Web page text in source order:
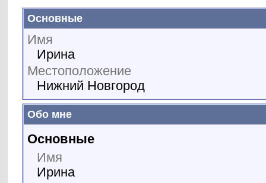
Основные
Имя
Ирина
Местоположение
Нижний Новгород
Обо мне
Основные
Имя
Ирина